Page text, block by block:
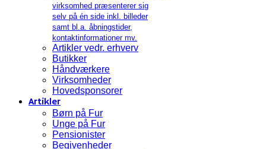
virksomhed præsenterer sig
selv på én side inkl. billeder
samt bl.a. åbningstider,
kontaktinformationer mv.
Artikler vedr. erhverv
Butikker
Håndværkere
Virksomheder
Hovedsponsorer
Artikler
Børn på Fur
Unge på Fur
Pensionister
Begivenheder